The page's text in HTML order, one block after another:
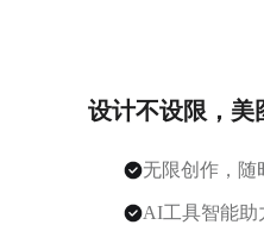
设计不设限，美
无限创作，随
AI工具智能助